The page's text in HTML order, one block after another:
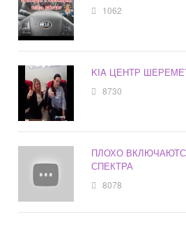
1062
KIA ЦЕНТР
8730
ПЛОХО
СПЕКТРА
8078